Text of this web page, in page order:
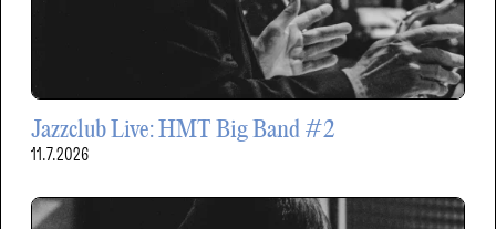
Jazzclub Live: HMT Big Band #2
11.7.2026